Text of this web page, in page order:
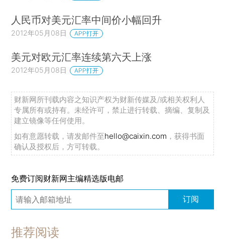
人民币对美元汇率中间价小幅回升
2012年05月08日 APP打开
美元对欧元汇率连续第六天上涨
2012年05月08日 APP打开
财新网所刊载内容之知识产权为财新传媒及/或相关权利人
专属所有或持有。未经许可，禁止进行转载、摘编、复制及
建立镜像等任何使用。
如有意愿转载，请发邮件至hello@caixin.com ，获得书面
确认及授权后，方可转载。
免费订阅财新网主编精选版电邮
订阅
推荐阅读